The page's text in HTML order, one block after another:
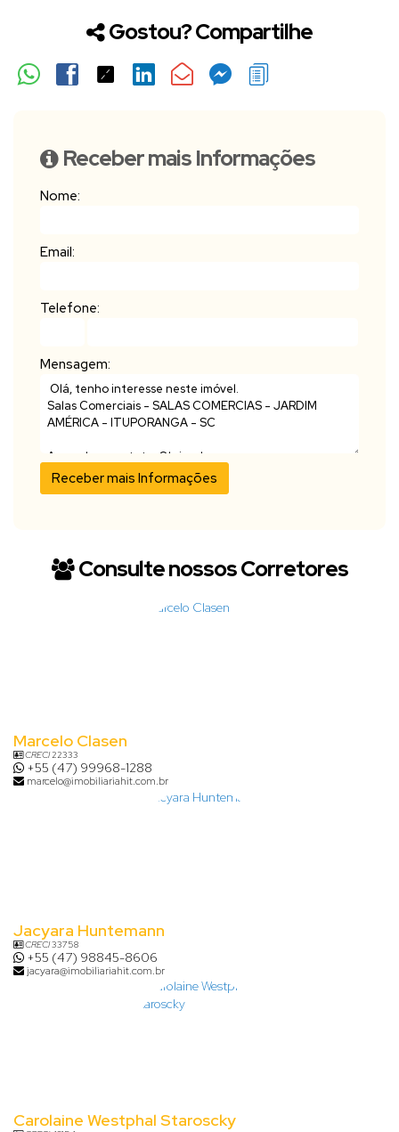
Gostou? Compartilhe
Receber mais Informações
Nome:
Email:
Telefone:
Mensagem:
Consulte nossos Corretores
Marcelo Clasen
CRECI22333
+55 (47) 99968-1288
marcelo@imobiliariahit.com.br
Jacyara Huntemann
CRECI33758
+55 (47) 98845-8606
jacyara@imobiliariahit.com.br
Carolaine Westphal Staroscky